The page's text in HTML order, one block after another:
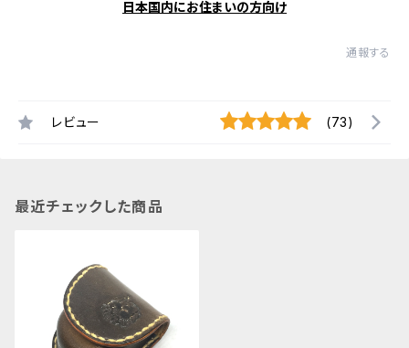
日本国内にお住まいの方向け
通報する
レビュー (73)
最近チェックした商品